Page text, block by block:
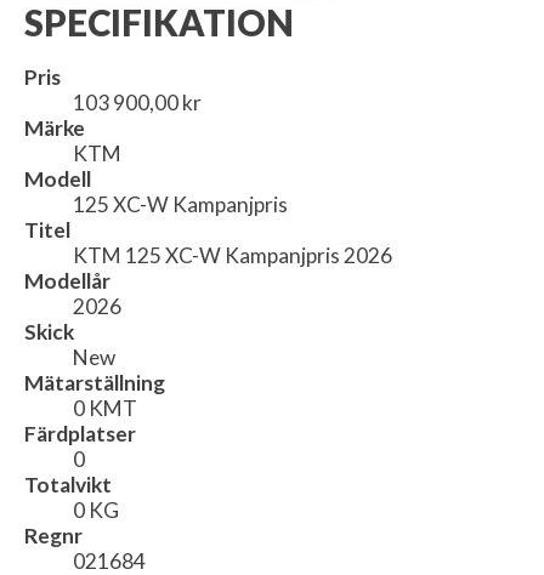
SPECIFIKATION
Pris
103 900,00 kr
Märke
KTM
Modell
125 XC-W Kampanjpris
Titel
KTM 125 XC-W Kampanjpris 2026
Modellår
2026
Skick
New
Mätarställning
0 KMT
Färdplatser
0
Totalvikt
0 KG
Regnr
021684